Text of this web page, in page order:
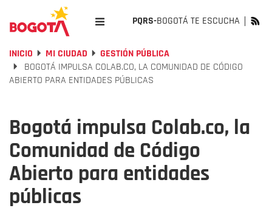
PQRS-BOGOTÁ TE ESCUCHA
INICIO MI CIUDAD
GESTIÓN PÚBLICA
BOGOTÁ IMPULSA COLAB.CO, LA COMUNIDAD DE CÓDIGO
ABIERTO PARA ENTIDADES PÚBLICAS
Bogotá impulsa Colab.co, la
Comunidad de Código
Abierto para entidades
públicas